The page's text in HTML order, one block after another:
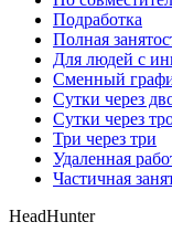
Подработка
Полная
Для людей с
Сменный
Сутки через
Сутки через
Три через три
Удаленная
Частичная
HeadHunter